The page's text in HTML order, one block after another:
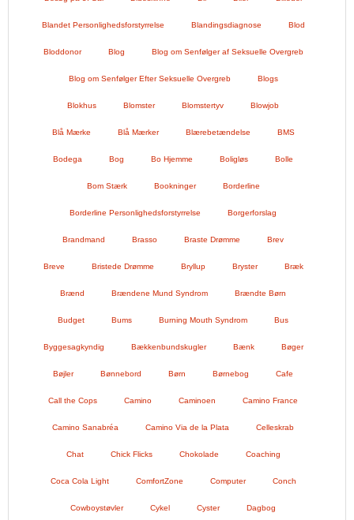
Blandet Personlighedsforstyrrelse Blandingsdiagnose Blod
Bloddonor Blog Blog om Senfølger af Seksuelle Overgreb
Blog om Senfølger Efter Seksuelle Overgreb Blogs
Blokhus Blomster Blomstertyv Blowjob
Blå Mærke Blå Mærker Blærebetændelse BMS
Bodega Bog Bo Hjemme Boligløs Bolle
Bom Stærk Bookninger Borderline
Borderline Personlighedsforstyrrelse Borgerforslag
Brandmand Brasso Braste Drømme Brev
Breve Bristede Drømme Bryllup Bryster Bræk
Brænd Brændene Mund Syndrom Brændte Børn
Budget Bums Burning Mouth Syndrom Bus
Byggesagkyndig Bækkenbundskugler Bænk Bøger
Bøjler Bønnebord Børn Børnebog Cafe
Call the Cops Camino Caminoen Camino France
Camino Sanabréa Camino Via de la Plata Celleskrab
Chat Chick Flicks Chokolade Coaching
Coca Cola Light ComfortZone Computer Conch
Cowboystøvler Cykel Cyster Dagbog